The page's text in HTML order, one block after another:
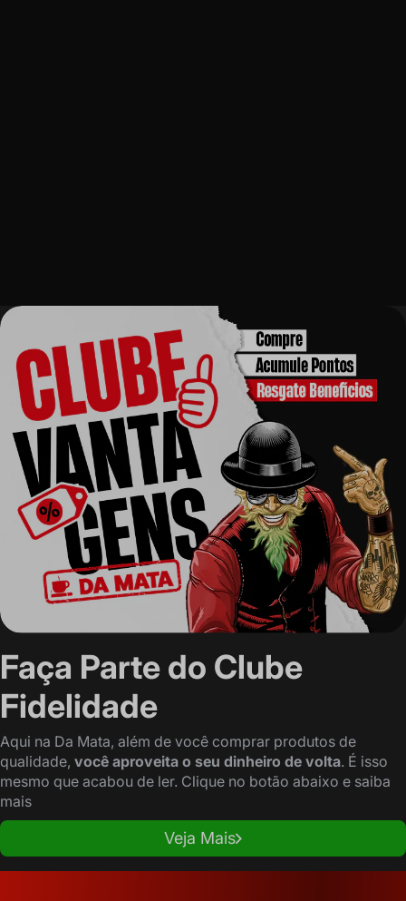
Faça Parte do Clube
Fidelidade
Aqui na Da Mata, além de você comprar produtos de
qualidade, você aproveita o seu dinheiro de volta. É isso
mesmo que acabou de ler. Clique no botão abaixo e saiba
mais
Veja Mais